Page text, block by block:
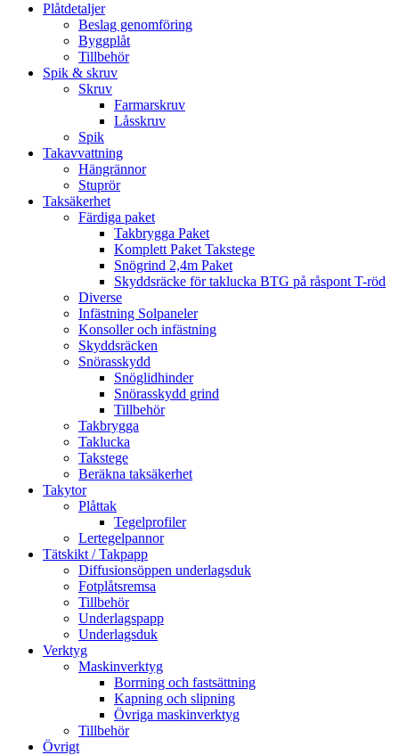
Plåtdetaljer
Beslag genomföring
Byggplåt
Tillbehör
Spik & skruv
Skruv
Farmarskruv
Låsskruv
Spik
Takavvattning
Hängrännor
Stuprör
Taksäkerhet
Färdiga paket
Takbrygga Paket
Komplett Paket Takstege
Snögrind 2,4m Paket
Skyddsräcke för taklucka BTG på råspont T-röd
Diverse
Infästning Solpaneler
Konsoller och infästning
Skyddsräcken
Snörasskydd
Snöglidhinder
Snörasskydd grind
Tillbehör
Takbrygga
Taklucka
Takstege
Beräkna taksäkerhet
Takytor
Plåttak
Tegelprofiler
Lertegelpannor
Tätskikt / Takpapp
Diffusionsöppen underlagsduk
Fotplåtsremsa
Tillbehör
Underlagspapp
Underlagsduk
Verktyg
Maskinverktyg
Borrning och fastsättning
Kapning och slipning
Övriga maskinverktyg
Tillbehör
Övrigt